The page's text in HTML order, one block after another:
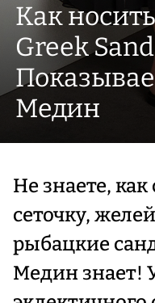
Как
Greek
Медин
Не знаете,
сеточку,
рыбацкие
Медин знает!